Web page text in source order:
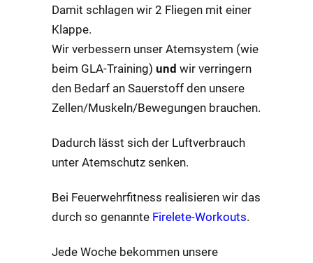
Damit schlagen wir 2 Fliegen mit einer
Klappe.
Wir verbessern unser Atemsystem (wie
beim GLA-Training) und wir verringern
den Bedarf an Sauerstoff den unsere
Zellen/Muskeln/Bewegungen brauchen.
Dadurch lässt sich der Luftverbrauch
unter Atemschutz senken.
Bei Feuerwehrfitness realisieren wir das
durch so genannte Firelete-Workouts.
Jede Woche bekommen unsere